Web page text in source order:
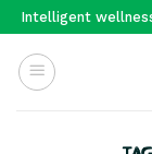
Skip
content
Intelligent